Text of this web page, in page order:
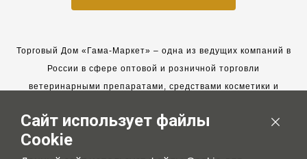
Торговый Дом «Гама-Маркет» – одна из ведущих компаний в
России в сфере оптовой и розничной торговли
ветеринарными препаратами, средствами косметики и
Мы работаем с 2005 года. Мы приглашаем к сотрудничеству
новых клиентов и всегда рассчитываем на взаимовыгодные,
Сайт использует файлы
Cookie